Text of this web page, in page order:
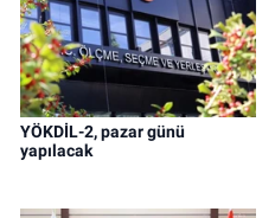
YÖKDİL-2, pazar günü
yapılacak